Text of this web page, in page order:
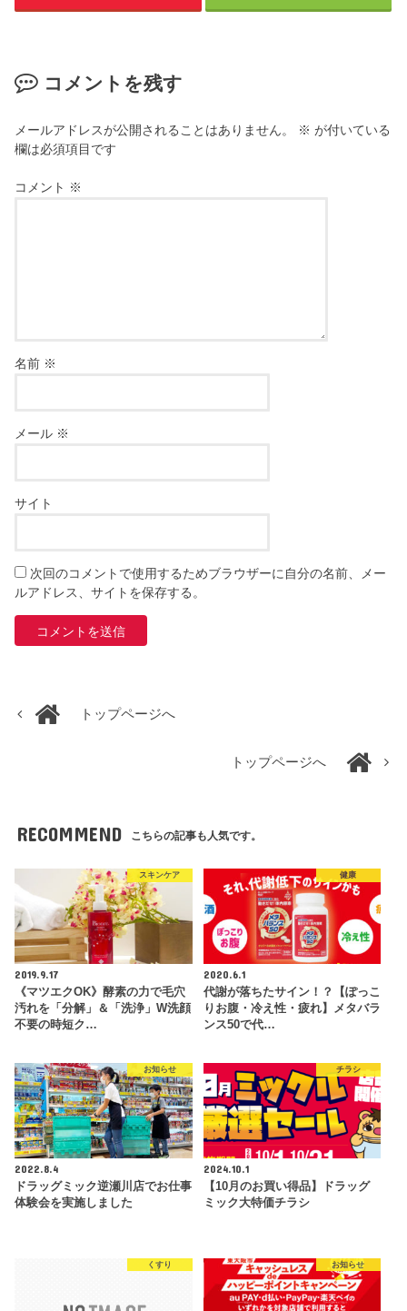
コメントを残す
メールアドレスが公開されることはありません。 ※ が付いている
欄は必須項目です
コメント ※
名前 ※
メール ※
サイト
次回のコメントで使用するためブラウザーに自分の名前、メー
ルアドレス、サイトを保存する。
トップページへ
トップページへ
RECOMMEND こちらの記事も人気です。
スキンケア
2019.9.17
《マツエクOK》酵素の力で毛穴
汚れを「分解」＆「洗浄」W洗顔
不要の時短ク…
健康
2020.6.1
代謝が落ちたサイン！？【ぽっこ
りお腹・冷え性・疲れ】メタバラ
ンス50で代…
お知らせ
2022.8.4
ドラッグミック逆瀬川店でお仕事
体験会を実施しました
チラシ
2024.10.1
【10月のお買い得品】ドラッグ
ミック大特価チラシ
くすり お知らせ